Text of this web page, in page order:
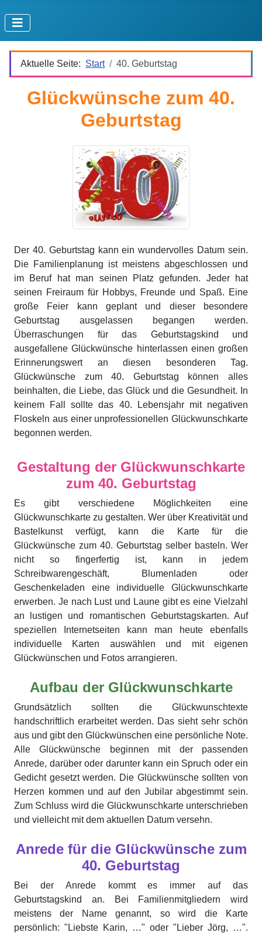
Aktuelle Seite: Start 40. Geburtstag
Glückwünsche zum 40.
Geburtstag
Der 40. Geburtstag kann ein wundervolles Datum sein.
Die Familienplanung ist meistens abgeschlossen und
im Beruf hat man seinen Platz gefunden. Jeder hat
seinen Freiraum für Hobbys, Freunde und Spaß. Eine
große Feier kann geplant und dieser besondere
Geburtstag ausgelassen begangen werden.
Überraschungen für das Geburtstagskind und
ausgefallene Glückwünsche hinterlassen einen großen
Erinnerungswert an diesen besonderen Tag.
Glückwünsche zum 40. Geburtstag können alles
beinhalten, die Liebe, das Glück und die Gesundheit. In
keinem Fall sollte das 40. Lebensjahr mit negativen
Floskeln aus einer unprofessionellen Glückwunschkarte
begonnen werden.
Gestaltung der Glückwunschkarte
zum 40. Geburtstag
Es gibt verschiedene Möglichkeiten eine
Glückwunschkarte zu gestalten. Wer über Kreativität und
Bastelkunst verfügt, kann die Karte für die
Glückwünsche zum 40. Geburtstag selber basteln. Wer
nicht so fingerfertig ist, kann in jedem
Schreibwarengeschäft, Blumenladen oder
Geschenkeladen eine individuelle Glückwunschkarte
erwerben. Je nach Lust und Laune gibt es eine Vielzahl
an lustigen und romantischen Geburtstagskarten. Auf
speziellen Internetseiten kann man heute ebenfalls
individuelle Karten auswählen und mit eigenen
Glückwünschen und Fotos arrangieren.
Aufbau der Glückwunschkarte
Grundsätzlich sollten die Glückwunschtexte
handschriftlich erarbeitet werden. Das sieht sehr schön
aus und gibt den Glückwünschen eine persönliche Note.
Alle Glückwünsche beginnen mit der passenden
Anrede, darüber oder darunter kann ein Spruch oder ein
Gedicht gesetzt werden. Die Glückwünsche sollten von
Herzen kommen und auf den Jubilar abgestimmt sein.
Zum Schluss wird die Glückwunschkarte unterschrieben
und vielleicht mit dem aktuellen Datum versehn.
Anrede für die Glückwünsche zum
40. Geburtstag
Bei der Anrede kommt es immer auf das
Geburtstagskind an. Bei Familienmitgliedern wird
meistens der Name genannt, so wird die Karte
persönlich: "Liebste Karin, …" oder "Lieber Jörg, …".